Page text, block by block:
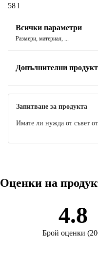
58 l
Всички параметри
Размери, материал, ...
Допълнителни
Запитване за продукта
Имате ли нужда от съвет
Оценки на
4.8
Брой оценки (